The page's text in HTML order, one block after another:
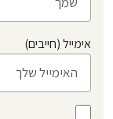
אימייל (חייבים)